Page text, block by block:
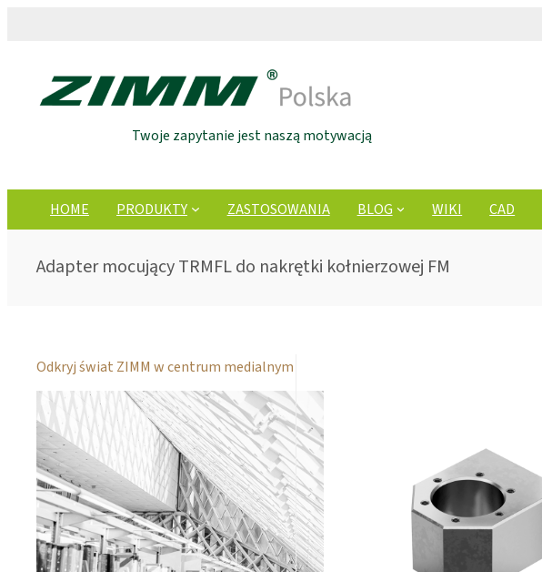
Twoje zapytanie jest naszą motywacją
HOME PRODUKTY ZASTOSOWANIA BLOG WIKI CAD
Adapter mocujący TRMFL do nakrętki kołnierzowej FM
Odkryj świat ZIMM w centrum medialnym